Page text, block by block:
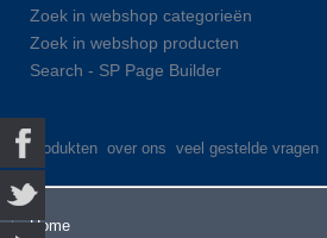
Zoek in webshop categorieën
Zoek in webshop producten
Search - SP Page Builder
produkten over ons veel gestelde vragen
Home